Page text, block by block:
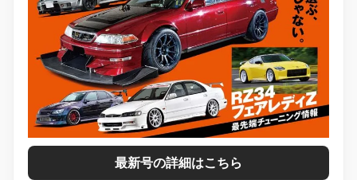
最新号の詳細はこちら